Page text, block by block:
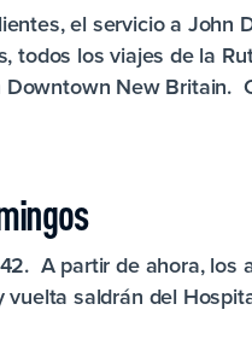
el servicio a John
todos los viajes de la
New Britain.
A partir de ahora, los
saldrán del